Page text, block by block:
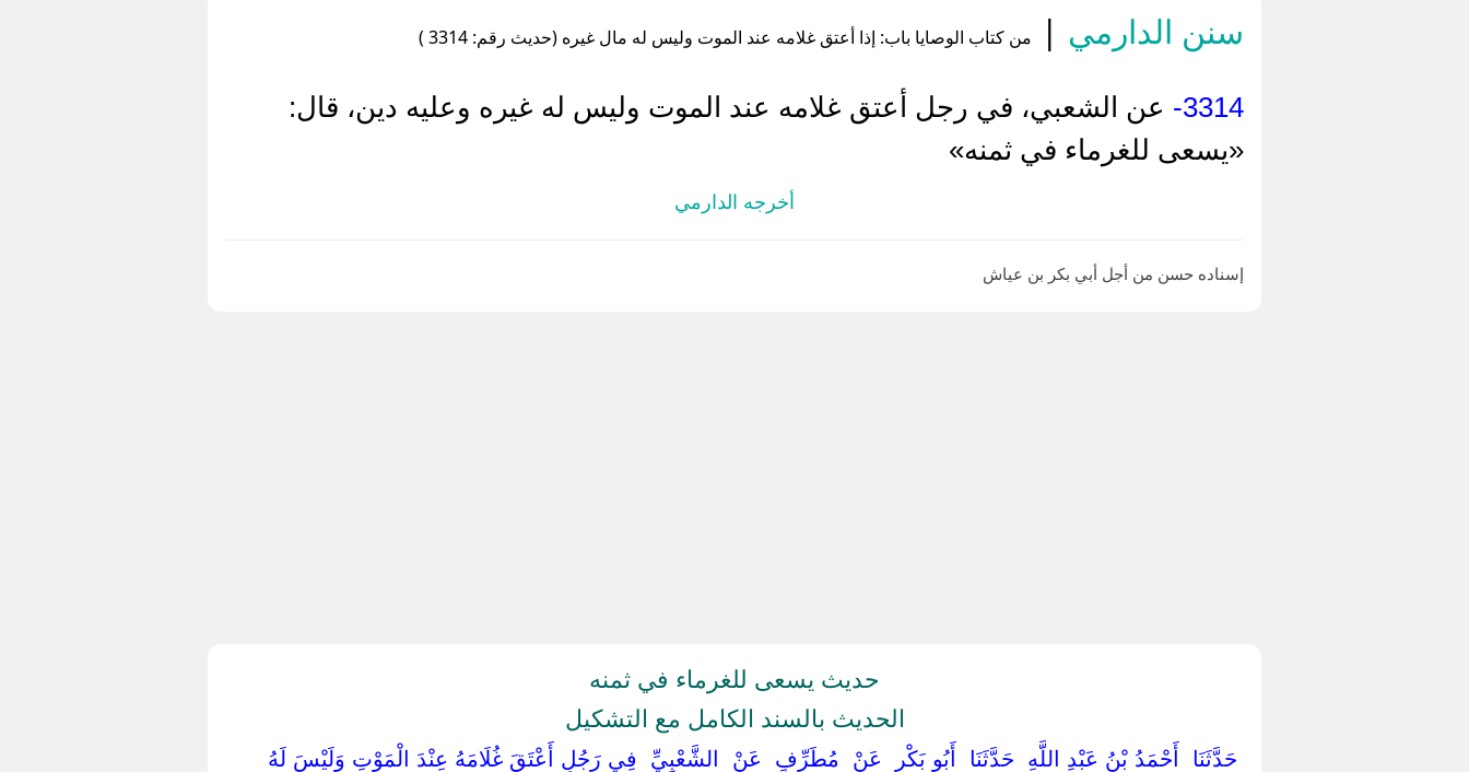
سنن الدارمي | من كتاب الوصايا باب: إذا أعتق غلامه عند الموت وليس له مال غيره (حديث رقم: 3314 )
3314-
عن الشعبي، في رجل أعتق غلامه عند الموت وليس له غيره وعليه دين، قال:
«يسعى للغرماء في ثمنه»
أخرجه الدارمي
إسناده حسن من أجل أبي بكر بن عياش
حديث يسعى للغرماء في ثمنه
الحديث بالسند الكامل مع التشكيل
‏ ‏حَدَّثَنَا ‏ ‏أَحْمَدُ بْنُ عَبْدِ اللَّهِ ‏ ‏حَدَّثَنَا ‏ ‏أَبُو بَكْرٍ ‏ ‏عَنْ ‏ ‏مُطَرِّفٍ ‏ ‏عَنْ ‏ ‏الشَّعْبِيِّ ‏ ‏فِي رَجُلٍ أَعْتَقَ غُلَامَهُ عِنْدَ الْمَوْتِ وَلَيْسَ لَهُ